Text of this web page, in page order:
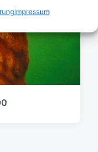
Impressum